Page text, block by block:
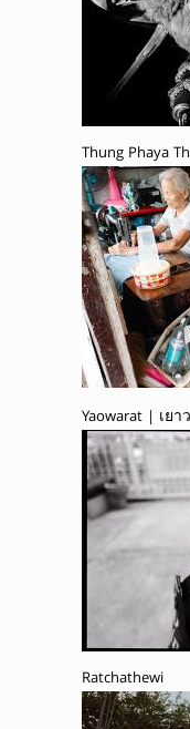
Thung Phaya
Yaowarat | เยา
Ratchathewi